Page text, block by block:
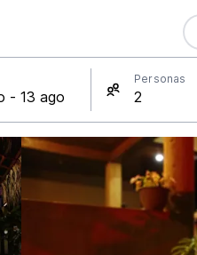
Personas